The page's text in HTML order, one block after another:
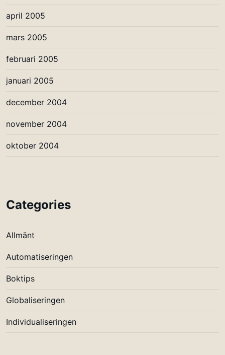
april 2005
mars 2005
februari 2005
januari 2005
december 2004
november 2004
oktober 2004
Categories
Allmänt
Automatiseringen
Boktips
Globaliseringen
Individualiseringen